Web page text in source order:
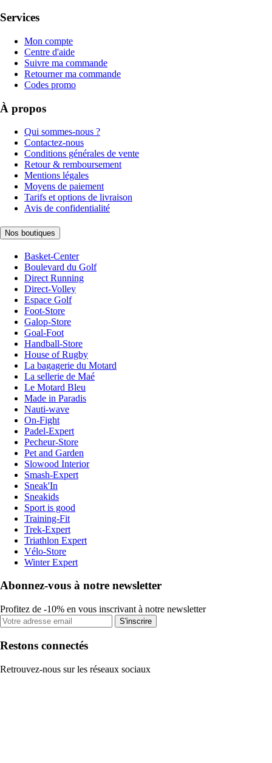
Services
Mon compte
Centre d'aide
Suivre ma commande
Retourner ma commande
Codes promo
À propos
Qui sommes-nous ?
Contactez-nous
Conditions générales de vente
Retour & remboursement
Mentions légales
Moyens de paiement
Tarifs et options de livraison
Avis de confidentialité
Nos boutiques
Basket-Center
Boulevard du Golf
Direct Running
Direct-Volley
Espace Golf
Foot-Store
Galop-Store
Goal-Foot
Handball-Store
House of Rugby
La bagagerie du Motard
La sellerie de Maé
Le Motard Bleu
Made in Paradis
Nauti-wave
On-Fight
Padel-Expert
Pecheur-Store
Pet and Garden
Slowood Interior
Smash-Expert
Sneak'In
Sneakids
Sport is good
Training-Fit
Trek-Expert
Triathlon Expert
Vélo-Store
Winter Expert
Abonnez-vous à notre newsletter
Profitez de -10% en vous inscrivant à notre newsletter
S'inscrire
Restons connectés
Retrouvez-nous sur les réseaux sociaux